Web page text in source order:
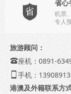
 省心
机票
专人
旅游顾问：
座机：0891-
手机：
港澳及外籍联系方